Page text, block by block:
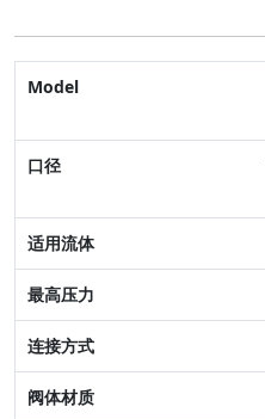
Model
口径
适用流体
最高压力
连接方式
阀体材质
特点